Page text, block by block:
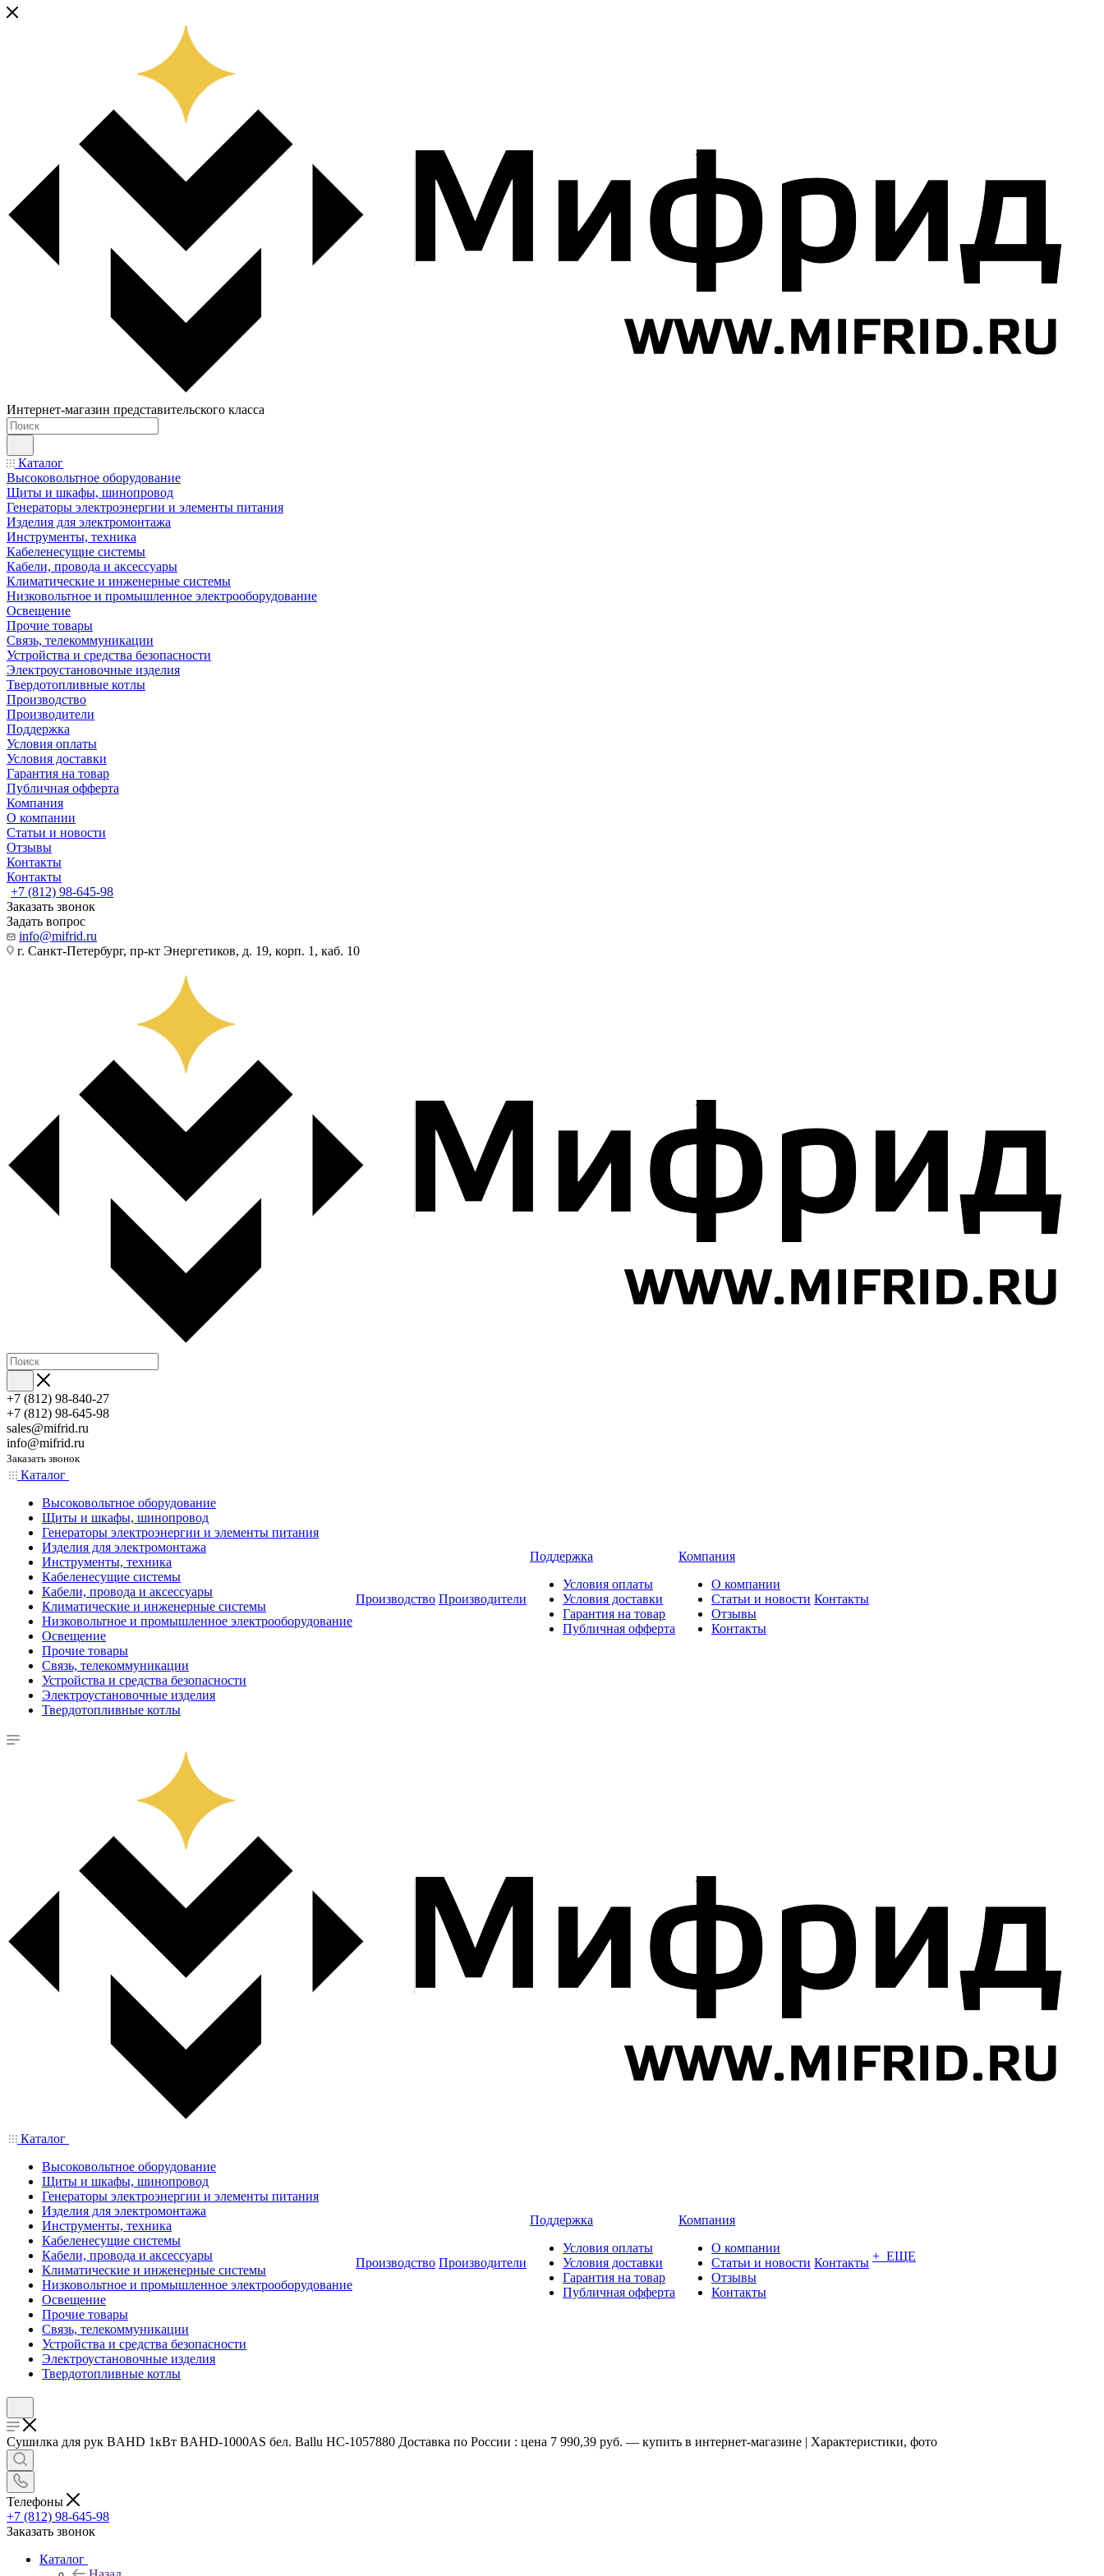
Интернет-магазин представительского класса
Каталог
Высоковольтное оборудование
Щиты и шкафы, шинопровод
Генераторы электроэнергии и элементы питания
Изделия для электромонтажа
Инструменты, техника
Кабеленесущие системы
Кабели, провода и аксессуары
Климатические и инженерные системы
Низковольтное и промышленное электрооборудование
Освещение
Прочие товары
Связь, телекоммуникации
Устройства и средства безопасности
Электроустановочные изделия
Твердотопливные котлы
Производство
Производители
Поддержка
Условия оплаты
Условия доставки
Гарантия на товар
Публичная офферта
Компания
О компании
Статьи и новости
Отзывы
Контакты
Контакты
+7 (812) 98-645-98
Заказать звонок
Задать вопрос
info@mifrid.ru
г. Санкт-Петербург, пр-кт Энергетиков, д. 19, корп. 1, каб. 10
+7 (812) 98-840-27
+7 (812) 98-645-98
sales@mifrid.ru
info@mifrid.ru
Заказать звонок
Каталог
Высоковольтное оборудование
Щиты и шкафы, шинопровод
Генераторы электроэнергии и элементы питания
Изделия для электромонтажа
Инструменты, техника
Кабеленесущие системы
Кабели, провода и аксессуары
Климатические и инженерные системы
Низковольтное и промышленное электрооборудование
Освещение
Прочие товары
Связь, телекоммуникации
Устройства и средства безопасности
Электроустановочные изделия
Твердотопливные котлы
Производство Производители
Поддержка
Условия оплаты
Условия доставки
Гарантия на товар
Публичная офферта
Компания
О компании
Статьи и новости
Отзывы
Контакты
Контакты
Каталог
Высоковольтное оборудование
Щиты и шкафы, шинопровод
Генераторы электроэнергии и элементы питания
Изделия для электромонтажа
Инструменты, техника
Кабеленесущие системы
Кабели, провода и аксессуары
Климатические и инженерные системы
Низковольтное и промышленное электрооборудование
Освещение
Прочие товары
Связь, телекоммуникации
Устройства и средства безопасности
Электроустановочные изделия
Твердотопливные котлы
Производство Производители
Поддержка
Условия оплаты
Условия доставки
Гарантия на товар
Публичная офферта
Компания
О компании
Статьи и новости
Отзывы
Контакты
Контакты + ЕЩЕ
Сушилка для рук BAHD 1кВт BAHD-1000AS бел. Ballu НС-1057880 Доставка по России : цена 7 990,39 руб. — купить в интернет-магазине | Характеристики, фото
Телефоны
+7 (812) 98-645-98
Заказать звонок
Каталог